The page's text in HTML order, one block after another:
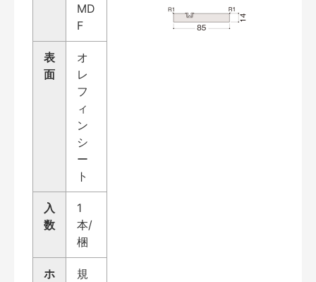
MD
F
表
面
オ
レ
フ
ィ
ン
シ
ー
ト
入
数
1
本/
梱
ホ
規